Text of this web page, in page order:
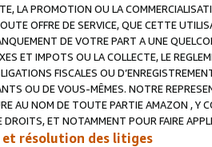
LA PROMOTION OU LA
OFFRE DE SERVICE, QUE CETTE
DE VOTRE PART A UNE
ET IMPOTS OU LA COLLECTE, LE
FISCALES OU
OU DE VOUS-MÊMES. NOTRE
AU NOM DE TOUTE PARTIE AMAZON , Y
ET NOTAMMENT POUR FAIRE
résolution des litiges